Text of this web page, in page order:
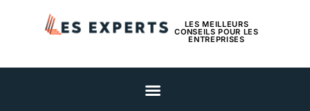
LES MEILLEURS
CONSEILS POUR LES
ENTREPRISES